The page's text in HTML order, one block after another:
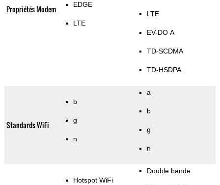
Propriétés Modem EDGE
LTE
LTE
EV-DO A
TD-SCDMA
TD-HSDPA
Standards WiFi
b
g
n
a
b
g
n
Hotspot WiFi
Double bande